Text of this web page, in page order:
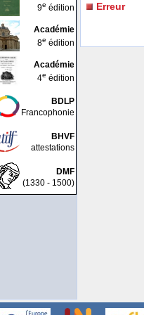
9e édition
Académie
8e édition
Académie
4e édition
BDLP
Francophonie
BHVF
attestations
DMF
(1330 - 1500)
Erreur